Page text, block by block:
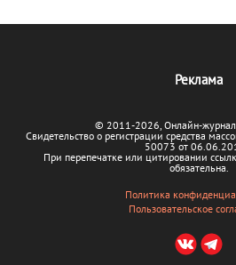
Реклама
© 2011-2026, Онлайн-
Свидетельство о регистрации средства
50073 от
При перепечатке или цитировании
обязательна.
Политика
Пользовательское